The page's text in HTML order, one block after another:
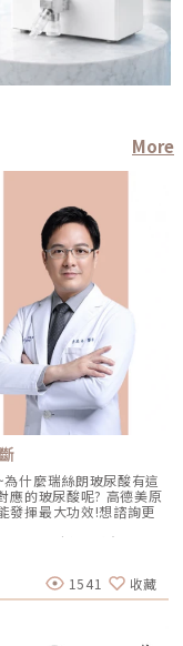
More
什麼瑞絲朗玻尿酸有這
應的玻尿酸呢? 高德美原
發揮最大功效!想諮詢更
玻尿酸作用介紹00:47
可以？02:36 迷思二、
鬆弛只能做拉皮嗎？
x3EQZN歡迎訂閱
所FB👉
jfmskin.com/關注李杰
址：104台北市中山區
1541 收藏